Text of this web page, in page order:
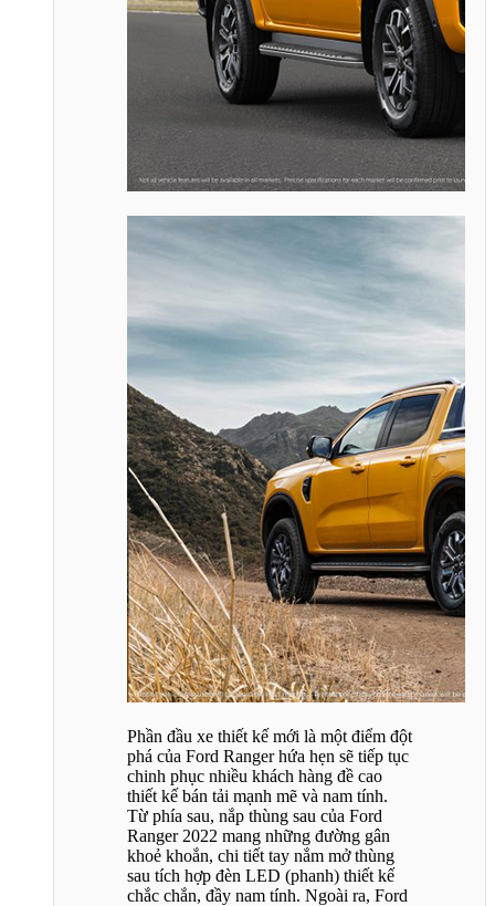
Phần đầu xe thiết kế mới là một điểm đột
phá của Ford Ranger hứa hẹn sẽ tiếp tục
chinh phục nhiều khách hàng đề cao
thiết kế bán tải mạnh mẽ và nam tính.
Từ phía sau, nắp thùng sau của Ford
Ranger 2022 mang những đường gân
khoẻ khoắn, chi tiết tay nắm mở thùng
sau tích hợp đèn LED (phanh) thiết kế
chắc chắn, đầy nam tính. Ngoài ra, Ford